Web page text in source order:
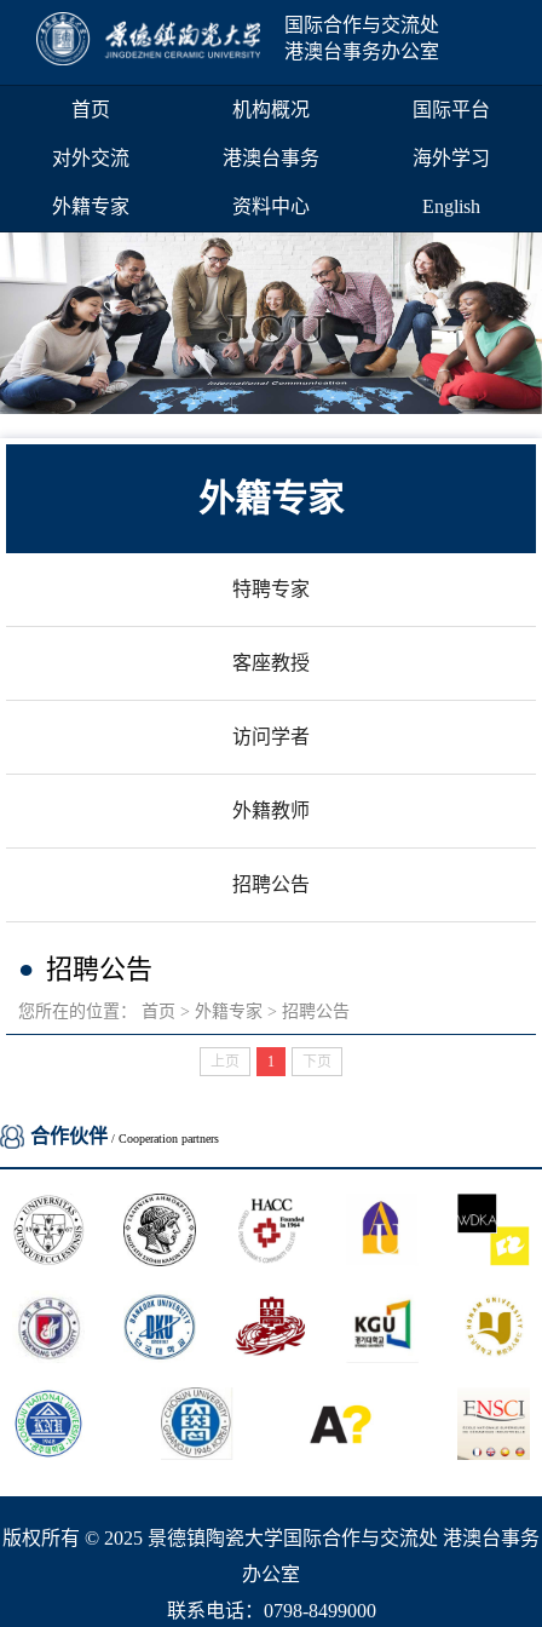
国际合作与交流处
港澳台事务办公室
首页 机构概况 国际平台
对外交流 港澳台事务 海外学习
外籍专家 资料中心 English
外籍专家
特聘专家
客座教授
访问学者
外籍教师
招聘公告
招聘公告
您所在的位置： 首页 外籍专家 招聘公告
上页 1 下页
合作伙伴 / Cooperation partners
版权所有 © 2025 景德镇陶瓷大学国际合作与交流处 港澳台事务
办公室
联系电话：0798-8499000